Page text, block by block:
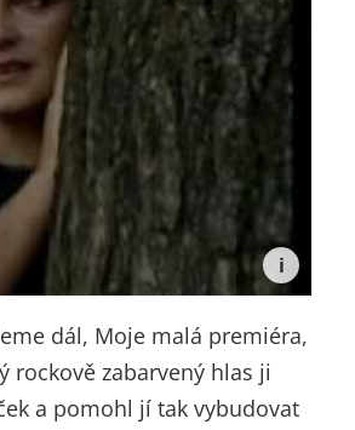
dál, Moje malá premiéra,
rockově zabarvený hlas ji
a pomohl jí tak vybudovat